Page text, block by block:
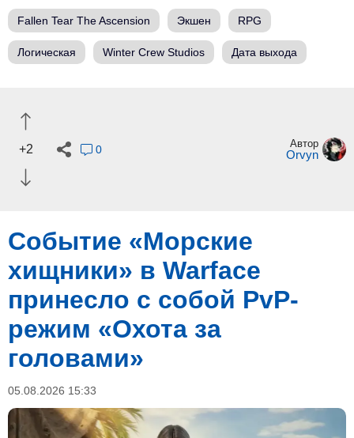
Fallen Tear The Ascension Экшен RPG
Логическая Winter Crew Studios Дата выхода
+2 0 Автор
Orvyn
Событие «Морские
хищники» в Warface
принесло с собой PvP-
режим «Охота за
головами»
05.08.2026 15:33